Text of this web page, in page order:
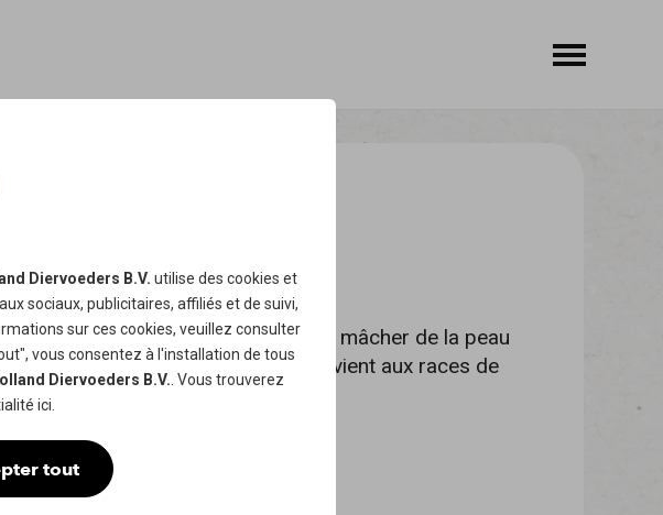
Diervoeders B.V. utilise des cookies et
sociaux, publicitaires, affiliés et de suivi,
sur ces cookies, veuillez consulter
vous consentez à l'installation de tous
Diervoeders B.V. . Vous trouverez
ici.
tout
peau de bœuf. Les chiens adorent mâcher de la peau
à leur nettoyer les dents. Convient aux races de
taille.